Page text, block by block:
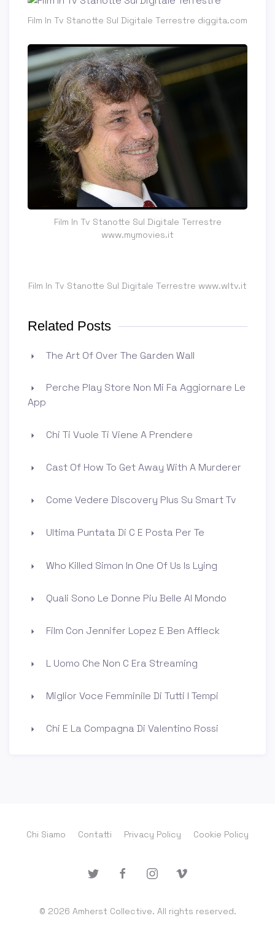
Film In Tv Stanotte Sul Digitale Terrestre diggita.com
Film In Tv Stanotte Sul Digitale Terrestre
www.mymovies.it
Film In Tv Stanotte Sul Digitale Terrestre www.wltv.it
Related Posts
The Art Of Over The Garden Wall
Perche Play Store Non Mi Fa Aggiornare Le
App
Chi Ti Vuole Ti Viene A Prendere
Cast Of How To Get Away With A Murderer
Come Vedere Discovery Plus Su Smart Tv
Ultima Puntata Di C E Posta Per Te
Who Killed Simon In One Of Us Is Lying
Quali Sono Le Donne Piu Belle Al Mondo
Film Con Jennifer Lopez E Ben Affleck
L Uomo Che Non C Era Streaming
Miglior Voce Femminile Di Tutti I Tempi
Chi E La Compagna Di Valentino Rossi
Chi Siamo Contatti Privacy Policy Cookie Policy
© 2026 Amherst Collective. All rights reserved.